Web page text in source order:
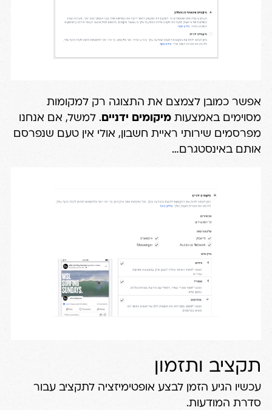
אפשר כמובן לצמצם את התצוגה רק למקומות
מסוימים באמצעות מיקומים ידניים. למשל, אם אנחנו
מפרסמים שירותי ראיית חשבון, אולי אין טעם שנפרסם
אותם באינסטגרם…
תקציב ותזמון
עכשיו הגיע הזמן לבצע אופטימיזציה לתקציב עבור
סדרת המודעות.